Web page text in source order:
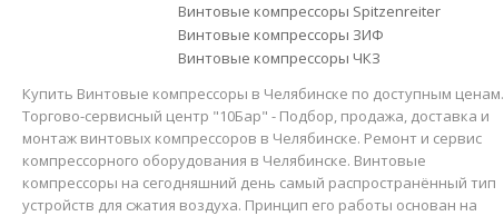
Винтовые компрессоры Spitzenreiter
Винтовые компрессоры ЗИФ
Винтовые компрессоры ЧКЗ
Купить Винтовые компрессоры в Челябинске по доступным ценам.
Торгово-сервисный центр "10Бар" - Подбор, продажа, доставка и
монтаж винтовых компрессоров в Челябинске. Ремонт и сервис
компрессорного оборудования в Челябинске. Винтовые
компрессоры на сегодняшний день самый распространённый тип
устройств для сжатия воздуха. Принцип его работы основан на